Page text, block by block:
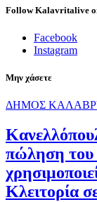
Follow Kalavritalive
Facebook
Instagram
Μην χάσετε
ΔΗΜΟΣ
πώληση του
Κλειτορία